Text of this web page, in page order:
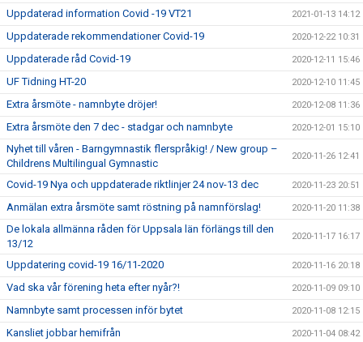
Uppdaterad information Covid -19 VT21 2021-01-13 14:12
Uppdaterade rekommendationer Covid-19 2020-12-22 10:31
Uppdaterade råd Covid-19 2020-12-11 15:46
UF Tidning HT-20 2020-12-10 11:45
Extra årsmöte - namnbyte dröjer! 2020-12-08 11:36
Extra årsmöte den 7 dec - stadgar och namnbyte 2020-12-01 15:10
Nyhet till våren - Barngymnastik flerspråkig! / New group –
Childrens Multilingual Gymnastic
2020-11-26 12:41
Covid-19 Nya och uppdaterade riktlinjer 24 nov-13 dec 2020-11-23 20:51
Anmälan extra årsmöte samt röstning på namnförslag! 2020-11-20 11:38
De lokala allmänna råden för Uppsala län förlängs till den
13/12
2020-11-17 16:17
Uppdatering covid-19 16/11-2020 2020-11-16 20:18
Vad ska vår förening heta efter nyår?! 2020-11-09 09:10
Namnbyte samt processen inför bytet 2020-11-08 12:15
Kansliet jobbar hemifrån 2020-11-04 08:42